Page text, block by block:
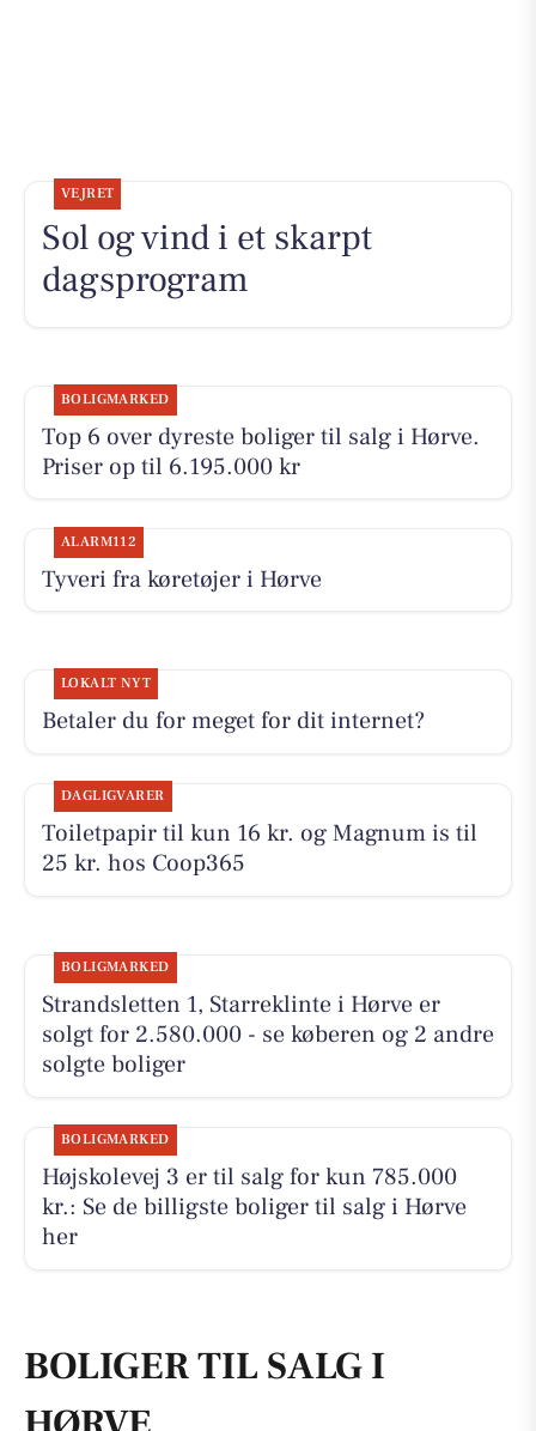
VEJRET
Sol og vind i et skarpt
dagsprogram
BOLIGMARKED
Top 6 over dyreste boliger til salg i Hørve.
Priser op til 6.195.000 kr
ALARM112
Tyveri fra køretøjer i Hørve
LOKALT NYT
Betaler du for meget for dit internet?
DAGLIGVARER
Toiletpapir til kun 16 kr. og Magnum is til
25 kr. hos Coop365
BOLIGMARKED
Strandsletten 1, Starreklinte i Hørve er
solgt for 2.580.000 - se køberen og 2 andre
solgte boliger
BOLIGMARKED
Højskolevej 3 er til salg for kun 785.000
kr.: Se de billigste boliger til salg i Hørve
her
BOLIGER TIL SALG I